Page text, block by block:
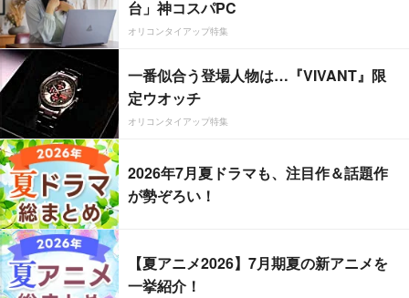
台」神コスパPC
オリコンタイアップ特集
一番似合う登場人物は…『VIVANT』限
定ウオッチ
オリコンタイアップ特集
2026年7月夏ドラマも、注目作＆話題作
が勢ぞろい！
【夏アニメ2026】7月期夏の新アニメを
一挙紹介！